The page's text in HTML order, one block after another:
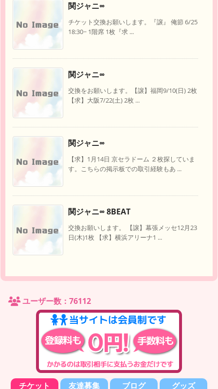
関ジャニ∞
チケット交換お願いします。『譲』 俺節 6/25
18:30~ 1階席 1枚『求 ...
関ジャニ∞
交換をお願いします。【譲】福岡9/10(日) 2枚
【求】大阪7/22(土) 2枚 ...
関ジャニ∞
【求】1月14日 京セラドーム ２枚探していま
す。こちらの掲示板での取引経験もあ ...
関ジャニ∞ 8BEAT
交換お願いします。 【譲】幕張メッセ12月23
日(木)1枚 【求】横浜アリーナ1 ...
ユーザー数：76112
チケット 友達募集 ブログ グッズ